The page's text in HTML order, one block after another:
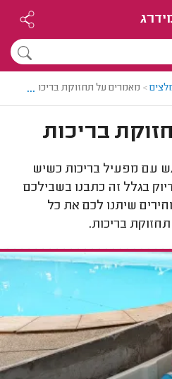
> מאמרים על תחזוקת בריכות...
בריכות
עם מפעיל בריכות כשיש
בגלל זה כתבנו בשבילכם
שיתנו לכם את כל
בריכות.